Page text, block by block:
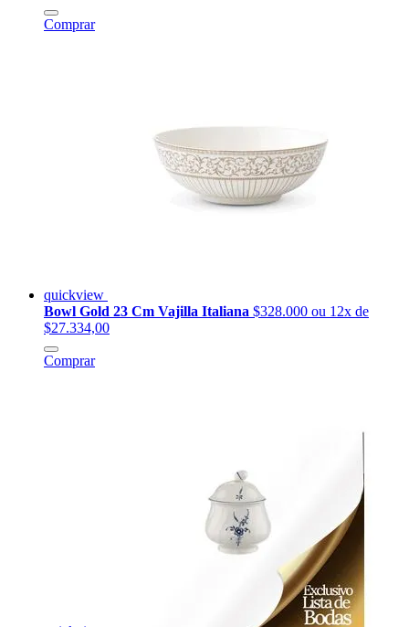
Comprar
quickview
Bowl Gold 23 Cm Vajilla Italiana $328.000 ou 12x de
$27.334,00
Comprar